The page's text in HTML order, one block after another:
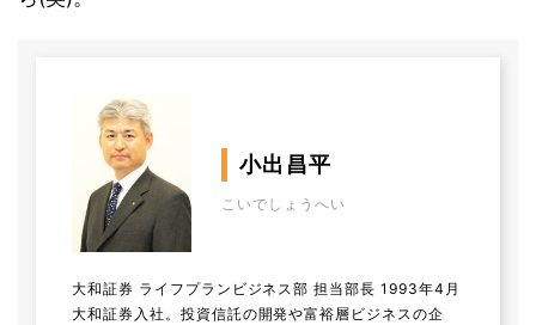
小出昌平
こいでしょうへい
大和証券 ライフプランビジネス部 担当部長 1993年4月
大和証券入社。投資信託の開発や富裕層ビジネスの企